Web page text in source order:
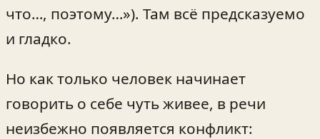
что…, поэтому…»). Там всё предсказуемо
и гладко.
Но как только человек начинает
говорить о себе чуть живее, в речи
неизбежно появляется конфликт: